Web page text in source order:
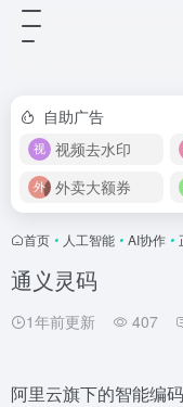
自助广告
视频去水印
外卖大额券
首页 • 人工智能 • AI协作 •
通义灵码
1年前更新 407
阿里云旗下的智能编